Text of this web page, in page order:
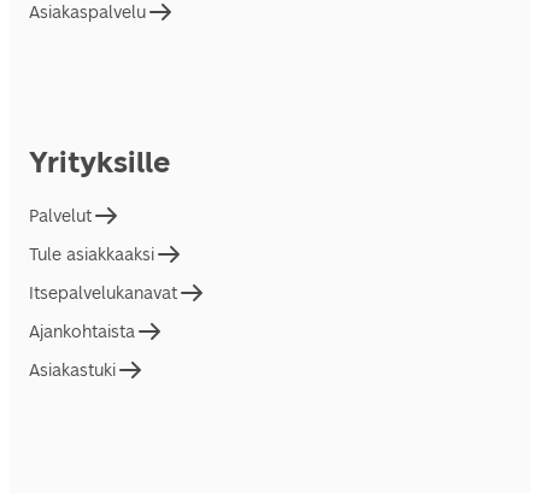
Asiakaspalvelu
Yrityksille
Palvelut
Tule asiakkaaksi
Itsepalvelukanavat
Ajankohtaista
Asiakastuki